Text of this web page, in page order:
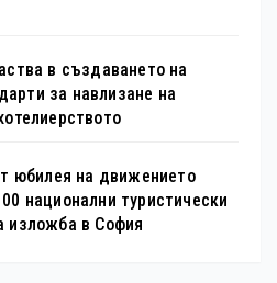
в създаването на
за навлизане на
юбилея на движението
национални туристически
изложба в София